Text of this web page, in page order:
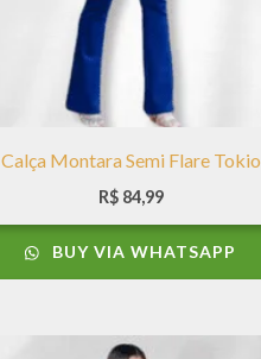
Calça Montara Semi Flare Tokio
R$84,99
BUY VIA WHATSAPP